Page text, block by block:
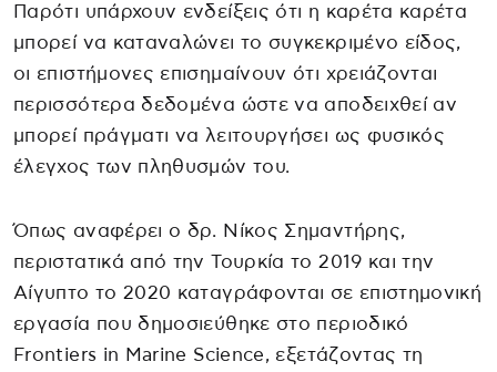
Παρότι υπάρχουν ενδείξεις ότι η καρέτα καρέτα
μπορεί να καταναλώνει το συγκεκριμένο είδος,
οι επιστήμονες επισημαίνουν ότι χρειάζονται
περισσότερα δεδομένα ώστε να αποδειχθεί αν
μπορεί πράγματι να λειτουργήσει ως φυσικός
έλεγχος των πληθυσμών του.
Όπως αναφέρει ο δρ. Νίκος Σημαντήρης,
περιστατικά από την Τουρκία το 2019 και την
Αίγυπτο το 2020 καταγράφονται σε επιστημονική
εργασία που δημοσιεύθηκε στο περιοδικό
Frontiers in Marine Science, εξετάζοντας τη